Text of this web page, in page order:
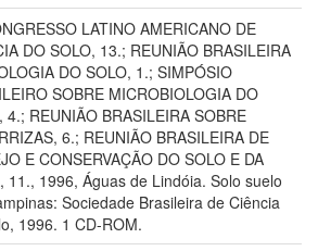
LATINO AMERICANO DE
DO SOLO, 13.; REUNIÃO BRASILEIRA
DO SOLO, 1.; SIMPÓSIO
SOBRE MICROBIOLOGIA DO
4.; REUNIÃO BRASILEIRA SOBRE
6.; REUNIÃO BRASILEIRA DE
E CONSERVAÇÃO DO SOLO E DA
11., 1996, Águas de Lindóia. Solo suelo
Sociedade Brasileira de Ciência
1996. 1 CD-ROM.